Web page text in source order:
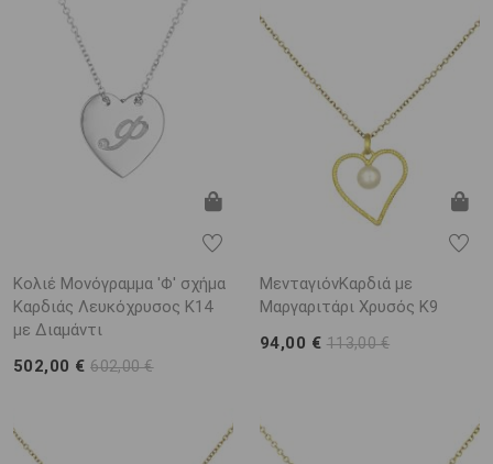
Κολιέ Μονόγραμμα 'Φ' σχήμα
Καρδιάς Λευκόχρυσος K14
με Διαμάντι
502,00 €602,00 €
ΜενταγιόνΚαρδιά με
Μαργαριτάρι Χρυσός K9
94,00 € 113,00 €